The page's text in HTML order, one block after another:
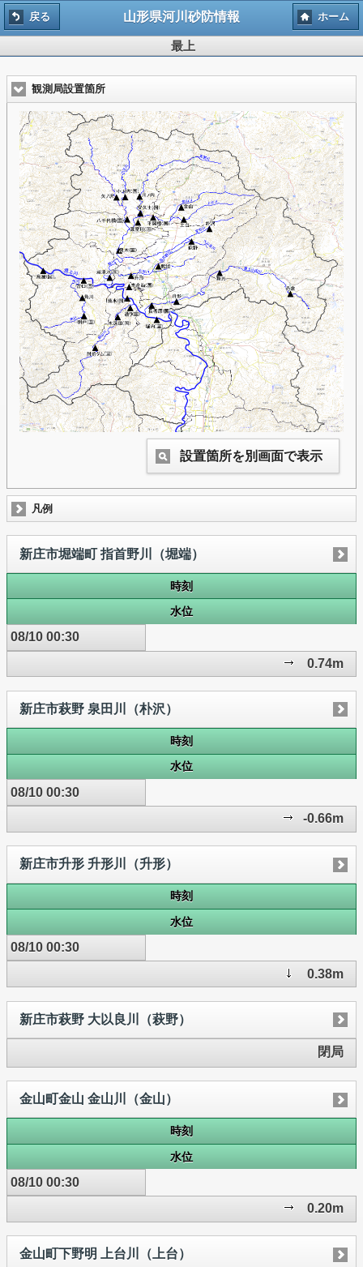
戻る 山形県河川砂防情報 ホーム
最上
観測局設置箇所
設置箇所を別画面で表示
凡例
新庄市堀端町 指首野川（堀端）
時刻
水位
08/10 00:30
0.74m
新庄市萩野 泉田川（朴沢）
時刻
水位
08/10 00:30
-0.66m
新庄市升形 升形川（升形）
時刻
水位
08/10 00:30
0.38m
新庄市萩野 大以良川（萩野）
閉局
金山町金山 金山川（金山）
時刻
水位
08/10 00:30
0.20m
金山町下野明 上台川（上台）